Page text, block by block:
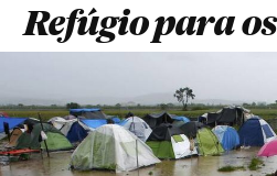
Refúgio para